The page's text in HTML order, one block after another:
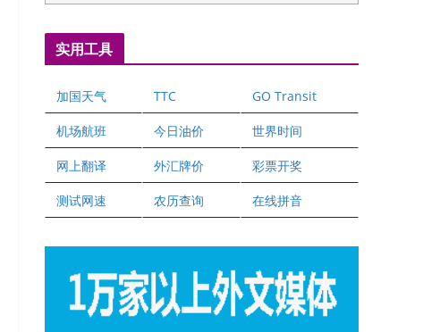
五星国艺拍卖及评估公司
国际注册执业营养师公会
爱德华连锁酒店万锦分店
健健宝公司
二十一世纪美联地产公司
全球趋势移民留学
盛达资本
正点印艺设计
实用工具
加国天气 TTC GO Transit
机场航班 今日油价 世界时间
网上翻译 外汇牌价 彩票开奖
测试网速 农历查询 在线拼音